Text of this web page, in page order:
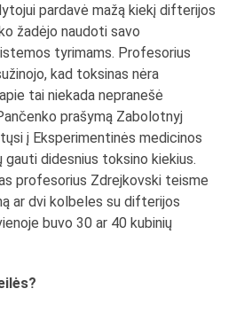
pardavė mažą kiekį difterijos
žadėjo naudoti savo
tyrimams. Profesorius
kad toksinas nėra
tai niekada nepranešė
prašymą Zabolotnyj
į Eksperimentinės medicinos
didesnius toksino kiekius.
profesorius Zdrejkovski teisme
ar dvi kolbeles su difterijos
buvo 30 ar 40 kubinių